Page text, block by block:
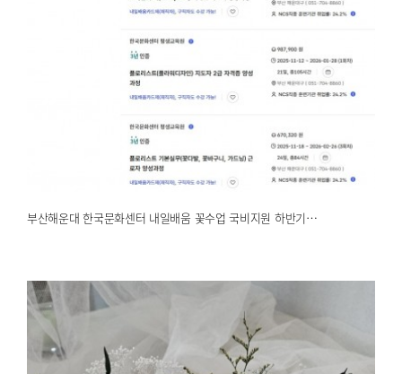
부산해운대 한국문화센터 내일배움 꽃수업 국비지원 하반기…
2025.04.14해운대한국문화센터
부산해운대 한국문화센터 내일배움 꽃수업 국비지원 하반기…